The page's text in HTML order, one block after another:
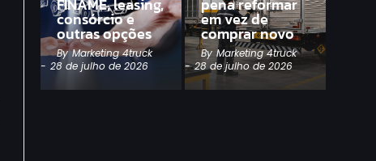
FINAME, leasing,
consórcio e
outras opções
By Marketing 4truck
- 28 de julho de 2026
pena reformar
em vez de
comprar novo
By Marketing 4truck
- 28 de julho de 2026